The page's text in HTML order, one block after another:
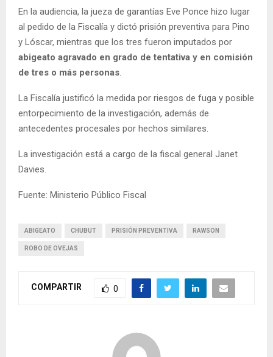
En la audiencia, la jueza de garantías Eve Ponce hizo lugar
al pedido de la Fiscalía y dictó prisión preventiva para Pino
y Lóscar, mientras que los tres fueron imputados por
abigeato agravado en grado de tentativa y en comisión
de tres o más personas.
La Fiscalía justificó la medida por riesgos de fuga y posible
entorpecimiento de la investigación, además de
antecedentes procesales por hechos similares.
La investigación está a cargo de la fiscal general Janet
Davies.
Fuente: Ministerio Público Fiscal
ABIGEATO CHUBUT PRISIÓN PREVENTIVA RAWSON
ROBO DE OVEJAS
COMPARTIR 0